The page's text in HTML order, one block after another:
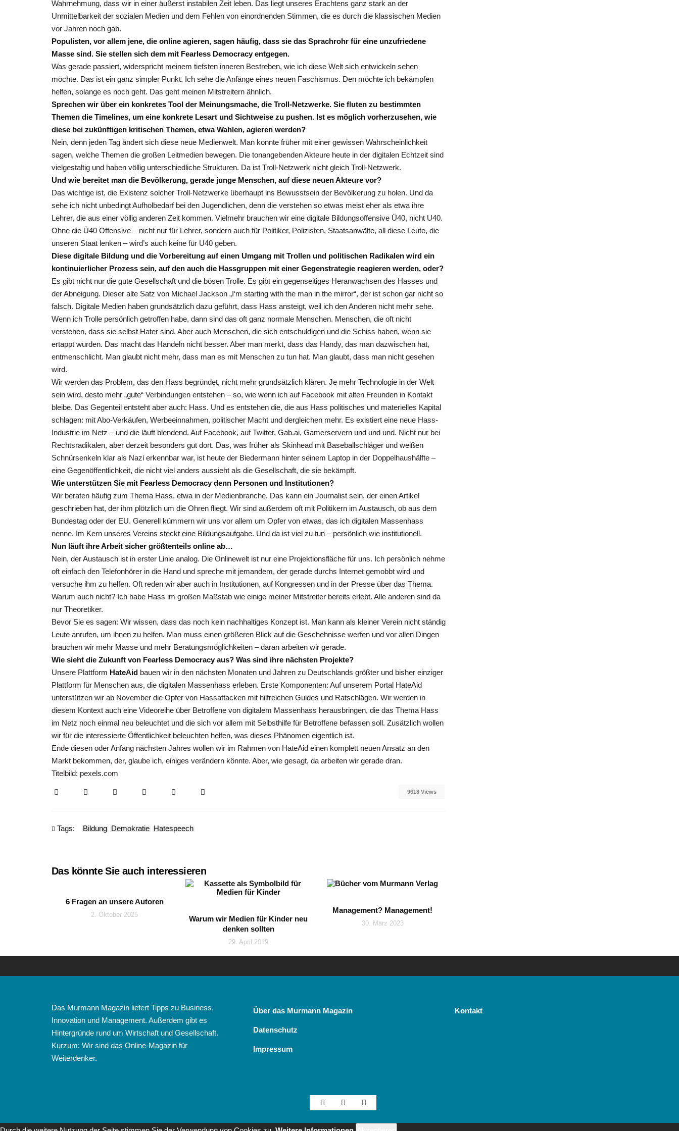
Wahrnehmung, dass wir in einer äußerst instabilen Zeit leben. Das liegt unseres Erachtens ganz stark an der
Unmittelbarkeit der sozialen Medien und dem Fehlen von einordnenden Stimmen, die es durch die klassischen Medien
vor Jahren noch gab.
Populisten, vor allem jene, die online agieren, sagen häufig, dass sie das Sprachrohr für eine unzufriedene
Masse sind. Sie stellen sich dem mit Fearless Democracy entgegen.
Was gerade passiert, widerspricht meinem tiefsten inneren Bestreben, wie ich diese Welt sich entwickeln sehen
möchte. Das ist ein ganz simpler Punkt. Ich sehe die Anfänge eines neuen Faschismus. Den möchte ich bekämpfen
helfen, solange es noch geht. Das geht meinen Mitstreitern ähnlich.
Sprechen wir über ein konkretes Tool der Meinungsmache, die Troll-Netzwerke. Sie fluten zu bestimmten
Themen die Timelines, um eine konkrete Lesart und Sichtweise zu pushen. Ist es möglich vorherzusehen, wie
diese bei zukünftigen kritischen Themen, etwa Wahlen, agieren werden?
Nein, denn jeden Tag ändert sich diese neue Medienwelt. Man konnte früher mit einer gewissen Wahrscheinlichkeit
sagen, welche Themen die großen Leitmedien bewegen. Die tonangebenden Akteure heute in der digitalen Echtzeit sind
vielgestaltig und haben völlig unterschiedliche Strukturen. Da ist Troll-Netzwerk nicht gleich Troll-Netzwerk.
Und wie bereitet man die Bevölkerung, gerade junge Menschen, auf diese neuen Akteure vor?
Das wichtige ist, die Existenz solcher Troll-Netzwerke überhaupt ins Bewusstsein der Bevölkerung zu holen. Und da
sehe ich nicht unbedingt Aufholbedarf bei den Jugendlichen, denn die verstehen so etwas meist eher als etwa ihre
Lehrer, die aus einer völlig anderen Zeit kommen. Vielmehr brauchen wir eine digitale Bildungsoffensive Ü40, nicht U40.
Ohne die Ü40 Offensive – nicht nur für Lehrer, sondern auch für Politiker, Polizisten, Staatsanwälte, all diese Leute, die
unseren Staat lenken – wird’s auch keine für U40 geben.
Diese digitale Bildung und die Vorbereitung auf einen Umgang mit Trollen und politischen Radikalen wird ein
kontinuierlicher Prozess sein, auf den auch die Hassgruppen mit einer Gegenstrategie reagieren werden, oder?
Es gibt nicht nur die gute Gesellschaft und die bösen Trolle. Es gibt ein gegenseitiges Heranwachsen des Hasses und
der Abneigung. Dieser alte Satz von Michael Jackson „I‘m starting with the man in the mirror“, der ist schon gar nicht so
falsch. Digitale Medien haben grundsätzlich dazu geführt, dass Hass ansteigt, weil ich den Anderen nicht mehr sehe.
Wenn ich Trolle persönlich getroffen habe, dann sind das oft ganz normale Menschen. Menschen, die oft nicht
verstehen, dass sie selbst Hater sind. Aber auch Menschen, die sich entschuldigen und die Schiss haben, wenn sie
ertappt wurden. Das macht das Handeln nicht besser. Aber man merkt, dass das Handy, das man dazwischen hat,
entmenschlicht. Man glaubt nicht mehr, dass man es mit Menschen zu tun hat. Man glaubt, dass man nicht gesehen
wird.
Wir werden das Problem, das den Hass begründet, nicht mehr grundsätzlich klären. Je mehr Technologie in der Welt
sein wird, desto mehr „gute“ Verbindungen entstehen – so, wie wenn ich auf Facebook mit alten Freunden in Kontakt
bleibe. Das Gegenteil entsteht aber auch: Hass. Und es entstehen die, die aus Hass politisches und materielles Kapital
schlagen: mit Abo-Verkäufen, Werbeeinnahmen, politischer Macht und dergleichen mehr. Es existiert eine neue Hass-
Industrie im Netz – und die läuft blendend. Auf Facebook, auf Twitter, Gab.ai, Gamerservern und und und. Nicht nur bei
Rechtsradikalen, aber derzeit besonders gut dort. Das, was früher als Skinhead mit Baseballschläger und weißen
Schnürsenkeln klar als Nazi erkennbar war, ist heute der Biedermann hinter seinem Laptop in der Doppelhaushälfte –
eine Gegenöffentlichkeit, die nicht viel anders aussieht als die Gesellschaft, die sie bekämpft.
Wie unterstützen Sie mit Fearless Democracy denn Personen und Institutionen?
Wir beraten häufig zum Thema Hass, etwa in der Medienbranche. Das kann ein Journalist sein, der einen Artikel
geschrieben hat, der ihm plötzlich um die Ohren fliegt. Wir sind außerdem oft mit Politikern im Austausch, ob aus dem
Bundestag oder der EU. Generell kümmern wir uns vor allem um Opfer von etwas, das ich digitalen Massenhass
nenne. Im Kern unseres Vereins steckt eine Bildungsaufgabe. Und da ist viel zu tun – persönlich wie institutionell.
Nun läuft ihre Arbeit sicher größtenteils online ab…
Nein, der Austausch ist in erster Linie analog. Die Onlinewelt ist nur eine Projektionsfläche für uns. Ich persönlich nehme
oft einfach den Telefonhörer in die Hand und spreche mit jemandem, der gerade durchs Internet gemobbt wird und
versuche ihm zu helfen. Oft reden wir aber auch in Institutionen, auf Kongressen und in der Presse über das Thema.
Warum auch nicht? Ich habe Hass im großen Maßstab wie einige meiner Mitstreiter bereits erlebt. Alle anderen sind da
nur Theoretiker.
Bevor Sie es sagen: Wir wissen, dass das noch kein nachhaltiges Konzept ist. Man kann als kleiner Verein nicht ständig
Leute anrufen, um ihnen zu helfen. Man muss einen größeren Blick auf die Geschehnisse werfen und vor allen Dingen
brauchen wir mehr Masse und mehr Beratungsmöglichkeiten – daran arbeiten wir gerade.
Wie sieht die Zukunft von Fearless Democracy aus? Was sind ihre nächsten Projekte?
Unsere Plattform HateAid bauen wir in den nächsten Monaten und Jahren zu Deutschlands größter und bisher einziger
Plattform für Menschen aus, die digitalen Massenhass erleben. Erste Komponenten: Auf unserem Portal HateAid
unterstützen wir ab November die Opfer von Hassattacken mit hilfreichen Guides und Ratschlägen. Wir werden in
diesem Kontext auch eine Videoreihe über Betroffene von digitalem Massenhass herausbringen, die das Thema Hass
im Netz noch einmal neu beleuchtet und die sich vor allem mit Selbsthilfe für Betroffene befassen soll. Zusätzlich wollen
wir für die interessierte Öffentlichkeit beleuchten helfen, was dieses Phänomen eigentlich ist.
Ende diesen oder Anfang nächsten Jahres wollen wir im Rahmen von HateAid einen komplett neuen Ansatz an den
Markt bekommen, der, glaube ich, einiges verändern könnte. Aber, wie gesagt, da arbeiten wir gerade dran.
Titelbild: pexels.com
9618 Views
Tags: Bildung Demokratie Hatespeech
Das könnte Sie auch interessieren
6 Fragen an unsere Autoren
2. Oktober 2025
Warum wir Medien für Kinder neu
denken sollten
29. April 2019
Management? Management!
30. März 2023
Das Murmann Magazin liefert Tipps zu Business,
Innovation und Management. Außerdem gibt es
Hintergründe rund um Wirtschaft und Gesellschaft.
Kurzum: Wir sind das Online-Magazin für
Weiterdenker.
Über das Murmann Magazin
Datenschutz
Impressum
Kontakt